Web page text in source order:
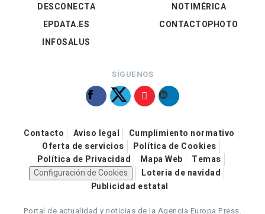
DESCONECTA
EPDATA.ES
INFOSALUS
NOTIMÉRICA
CONTACTOPHOTO
SÍGUENOS
Contacto Aviso legal
Cumplimiento normativo
Oferta de servicios
Política de Cookies
Política de Privacidad
Mapa Web
Temas
Configuración de Cookies
Loteria de navidad
Publicidad estatal
Portal de actualidad y noticias de la Agencia Europa Press.